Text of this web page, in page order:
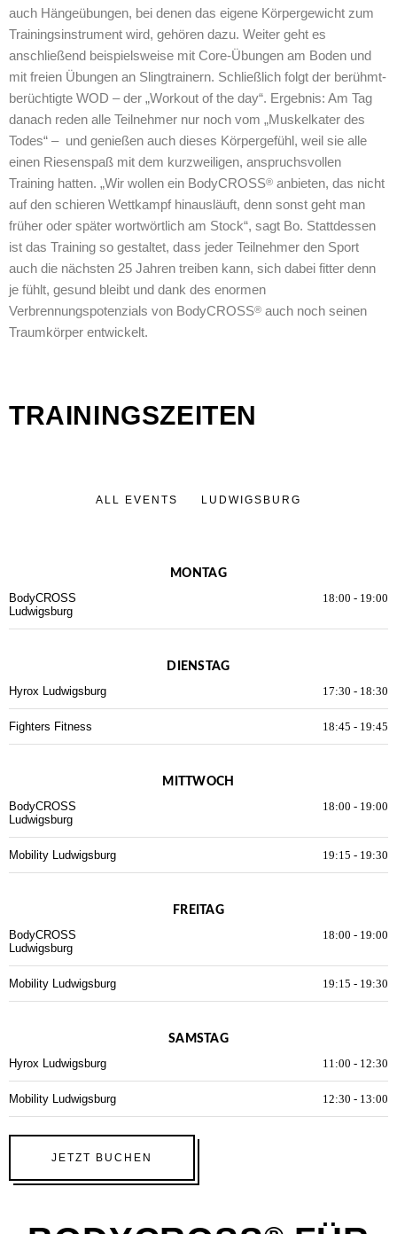
auch Hängeübungen, bei denen das eigene Körpergewicht zum
Trainingsinstrument wird, gehören dazu. Weiter geht es
anschließend beispielsweise mit Core-Übungen am Boden und
mit freien Übungen an Slingtrainern. Schließlich folgt der berühmt-
berüchtigte WOD – der „Workout of the day“. Ergebnis: Am Tag
danach reden alle Teilnehmer nur noch vom „Muskelkater des
Todes“ – und genießen auch dieses Körpergefühl, weil sie alle
einen Riesenspaß mit dem kurzweiligen, anspruchsvollen
Training hatten. „Wir wollen ein BodyCROSS® anbieten, das nicht
auf den schieren Wettkampf hinausläuft, denn sonst geht man
früher oder später wortwörtlich am Stock“, sagt Bo. Stattdessen
ist das Training so gestaltet, dass jeder Teilnehmer den Sport
auch die nächsten 25 Jahren treiben kann, sich dabei fitter denn
je fühlt, gesund bleibt und dank des enormen
Verbrennungspotenzials von BodyCROSS® auch noch seinen
Traumkörper entwickelt.
TRAININGSZEITEN
ALL EVENTS LUDWIGSBURG
MONTAG
BodyCROSS
Ludwigsburg
18:00 - 19:00
DIENSTAG
Hyrox Ludwigsburg 17:30 - 18:30
Fighters Fitness 18:45 - 19:45
MITTWOCH
BodyCROSS
Ludwigsburg
18:00 - 19:00
Mobility Ludwigsburg 19:15 - 19:30
FREITAG
BodyCROSS
Ludwigsburg
18:00 - 19:00
Mobility Ludwigsburg 19:15 - 19:30
SAMSTAG
Hyrox Ludwigsburg 11:00 - 12:30
Mobility Ludwigsburg 12:30 - 13:00
JETZT BUCHEN